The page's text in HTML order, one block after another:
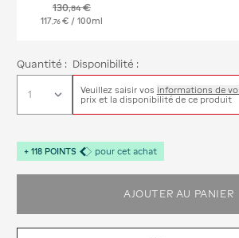
130,84€
117 76 € / 100ml
Quantité : Disponibilité :
Veuillez saisir vos informations de vol
prix et la disponibilité de ce produit
+ 118 POINTS pour cet achat
AJOUTER AU PANIER